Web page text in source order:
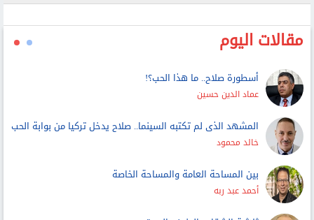
مقالات اليوم
أسطورة صلاح.. ما هذا الحب؟!
عماد الدين حسين
المشهد الذى لم تكتبه السينما.. صلاح يدخل تركيا من بوابة الحب
خالد محمود
بين المساحة العامة والمساحة الخاصة
أحمد عبد ربه